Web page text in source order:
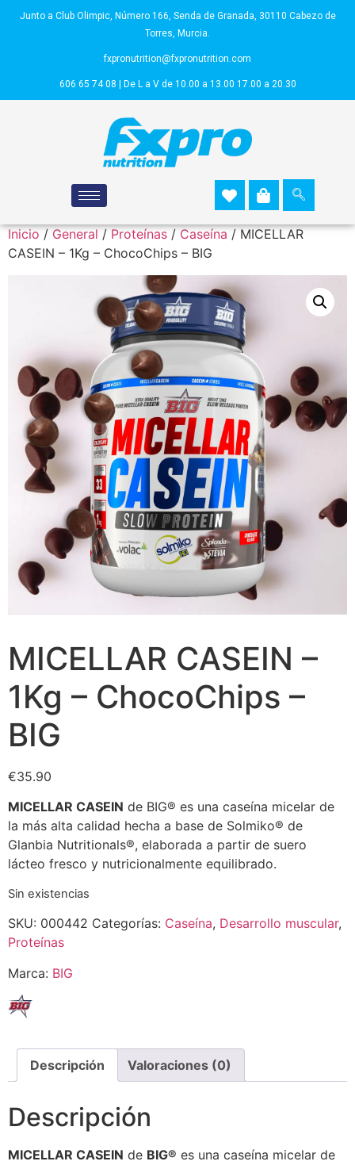
Junto a Club Olimpic, Número 166, Senda de Granada, 30110 Cabezo de
Torres, Murcia.
fxpronutrition@fxpronutrition.com
606 65 74 08 | De L a V de 10.00 a 13.00 17.00 a 20.30
Inicio / General / Proteínas / Caseína / MICELLAR
CASEIN – 1Kg – ChocoChips – BIG
MICELLAR CASEIN –
1Kg – ChocoChips –
BIG
€35.90
MICELLAR CASEIN de BIG® es una caseína micelar de
la más alta calidad hecha a base de Solmiko® de
Glanbia Nutritionals®, elaborada a partir de suero
lácteo fresco y nutricionalmente equilibrado.
Sin existencias
SKU: 000442 Categorías: Caseína, Desarrollo muscular,
Proteínas
Marca: BIG
Descripción Valoraciones (0)
Descripción
MICELLAR CASEIN de BIG® es una caseína micelar de